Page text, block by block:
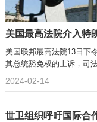
美国最高法院介入特
美国联邦最高法院13日下
其总统豁免权的上诉，司
2024-02-14
世卫组织呼吁国际合